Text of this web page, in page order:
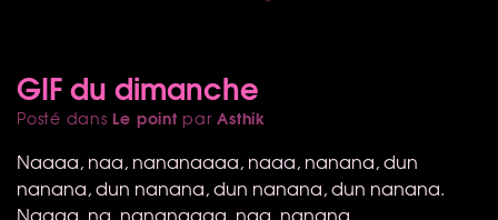
GIF du dimanche
Posté dans Le point parAsthik
Naaaa, naa, nananaaaa, naaa, nanana, dun
nanana, dun nanana, dun nanana, dun nanana.
Naaaa, na, nananaaaa, naa, nanana.